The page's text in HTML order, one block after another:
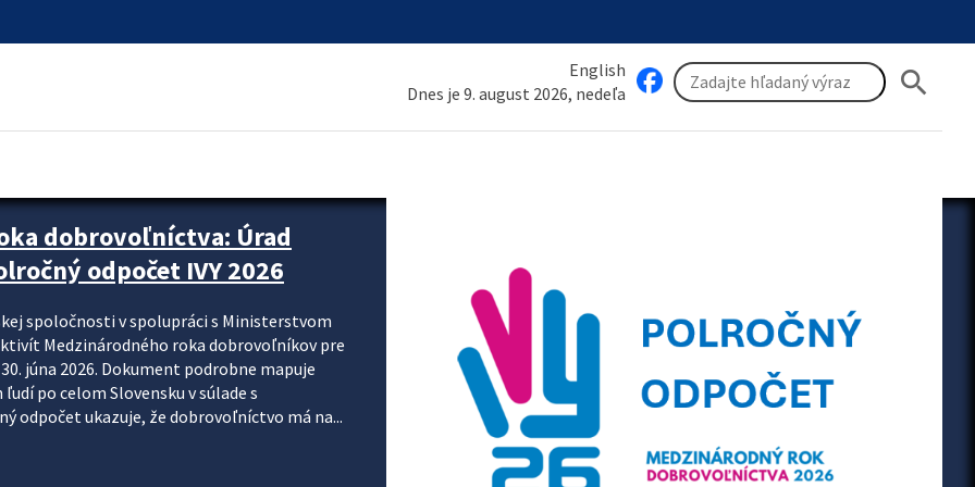
English
Dnes je 9. august 2026, nedeľa
search
krok za krokom
systému DPH a digitalizácie fakturačných
k tomu, aby sa elektronická faktúra stala
je priniesť jednoduchšie, rýchlejšie a
údajov, znížiť riziko chýb a podporiť
preto nepredstavuje...